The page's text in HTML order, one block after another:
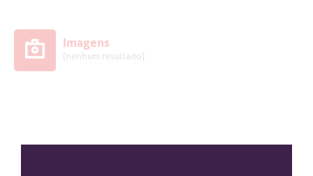
Imagens
(nenhum resultado)